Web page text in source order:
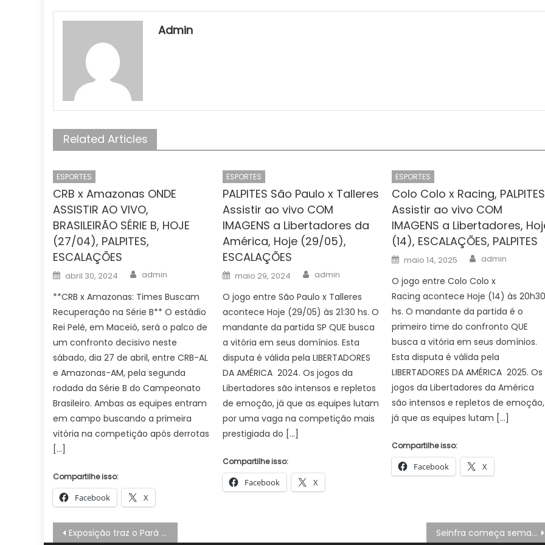
Admin
Related Articles
ESPORTES
CRB x Amazonas ONDE
ASSISTIR AO VIVO,
BRASILEIRÃO SÉRIE B, HOJE
(27/04), PALPITES,
ESCALAÇÕES
Posted
on
abril 30, 2024 Author
admin
**CRB x Amazonas: Times Buscam
Recuperação na Série B** O estádio
Rei Pelé, em Maceió, será o palco de
um confronto decisivo neste
sábado, dia 27 de abril, entre CRB-AL
e Amazonas-AM, pela segunda
rodada da Série B do Campeonato
Brasileiro. Ambas as equipes entram
em campo buscando a primeira
vitória na competição após derrotas
[…]
Compartilhe isso:
Facebook X
ESPORTES
PALPITES São Paulo x Talleres
Assistir ao vivo COM
IMAGENS a Libertadores da
América, Hoje (29/05),
ESCALAÇÕES
Posted
on
maio 29, 2024 Author
admin
O jogo entre São Paulo x Talleres
acontece Hoje (29/05) às 21:30 hs. O
mandante da partida SP QUE busca
a vitória em seus domínios. Esta
disputa é válida pela LIBERTADORES
DA AMÉRICA 2024. Os jogos da
Libertadores são intensos e repletos
de emoção, já que as equipes lutam
por uma vaga na competição mais
prestigiada do […]
Compartilhe isso:
Facebook X
ESPORTES
Colo Colo x Racing,
Assistir ao vivo COM
IMAGENS a Libertadores,
(14), ESCALAÇÕES, PALPITES
Posted
on
maio 14, 2025 Author
admin
O jogo entre Colo Colo x
Racing acontece Hoje (14) às
hs. O mandante da partida é o
primeiro time do confronto QUE
busca a vitória em seus domínios.
Esta disputa é válida pela
LIBERTADORES DA AMÉRICA 2025. Os
jogos da Libertadores da América
são intensos e repletos de emoção,
já que as equipes lutam […]
Compartilhe isso:
Facebook X
Navegação
Exposição traz o Pará a partir do olhar do fotógrafo Luiz Braga Seinfra começa semana realizando serviços na rede de drenagem, de iluminação pública e Operação Tapa-Buraco